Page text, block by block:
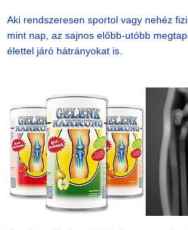
Aki rendszeresen sportol vagy nehéz
mint nap, az sajnos előbb-utóbb
élettel járó hátrányokat is.